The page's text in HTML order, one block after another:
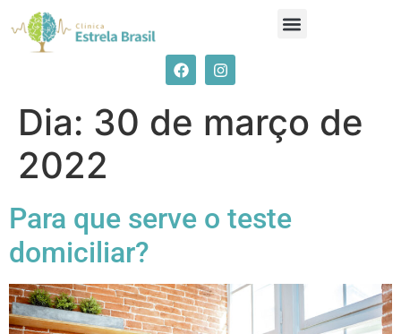
Dia: 30 de março de
2022
Para que serve o teste
domiciliar?